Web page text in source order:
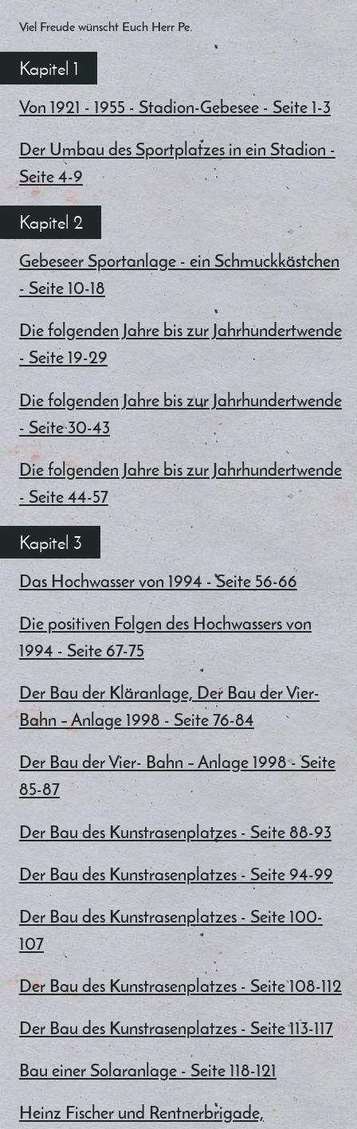
Viel Freude wünscht Euch Herr Pe.
Kapitel 1
Von 1921 - 1955 - Stadion-Gebesee - Seite 1-3
Der Umbau des Sportplatzes in ein Stadion -
Seite 4-9
Kapitel 2
Gebeseer Sportanlage - ein Schmuckkästchen
- Seite 10-18
Die folgenden Jahre bis zur Jahrhundertwende
- Seite 19-29
Die folgenden Jahre bis zur Jahrhundertwende
- Seite 30-43
Die folgenden Jahre bis zur Jahrhundertwende
- Seite 44-57
Kapitel 3
Das Hochwasser von 1994 - Seite 56-66
Die positiven Folgen des Hochwassers von
1994 - Seite 67-75
Der Bau der Kläranlage, Der Bau der Vier-
Bahn – Anlage 1998 - Seite 76-84
Der Bau der Vier- Bahn – Anlage 1998 - Seite
85-87
Der Bau des Kunstrasenplatzes - Seite 88-93
Der Bau des Kunstrasenplatzes - Seite 94-99
Der Bau des Kunstrasenplatzes - Seite 100-
107
Der Bau des Kunstrasenplatzes - Seite 108-112
Der Bau des Kunstrasenplatzes - Seite 113-117
Bau einer Solaranlage - Seite 118-121
Heinz Fischer und Rentnerbrigade,